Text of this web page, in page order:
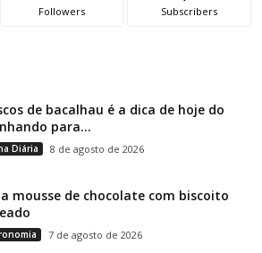
Followers Subscribers
de bacalhau é a dica de hoje do
para...
Diária 8 de agosto de 2026
mousse de chocolate com biscoito
7 de agosto de 2026